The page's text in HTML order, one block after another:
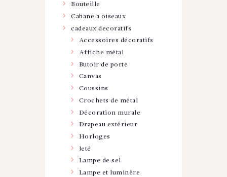
Bouteille
Cabane a oiseaux
cadeaux decoratifs
Accessoires décoratifs
Affiche métal
Butoir de porte
Canvas
Coussins
Crochets de métal
Décoration murale
Drapeau extérieur
Horloges
Jeté
Lampe de sel
Lampe et luminère